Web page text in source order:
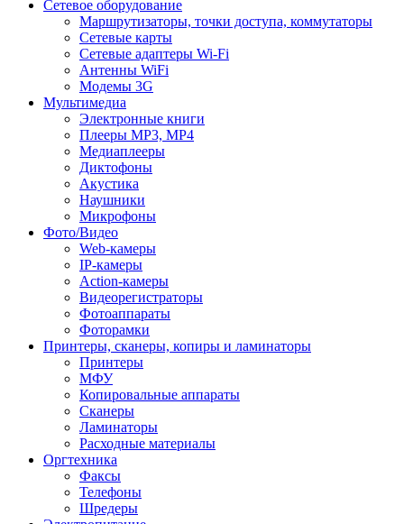
Сетевое оборудование
Маршрутизаторы, точки доступа, коммутаторы
Сетевые карты
Сетевые адаптеры Wi-Fi
Антенны WiFi
Модемы 3G
Мультимедиа
Электронные книги
Плееры MP3, MP4
Медиаплееры
Диктофоны
Акустика
Наушники
Микрофоны
Фото/Видео
Web-камеры
IP-камеры
Action-камеры
Видеорегистраторы
Фотоаппараты
Фоторамки
Принтеры, сканеры, копиры и ламинаторы
Принтеры
МФУ
Копировальные аппараты
Сканеры
Ламинаторы
Расходные материалы
Оргтехника
Факсы
Телефоны
Шредеры